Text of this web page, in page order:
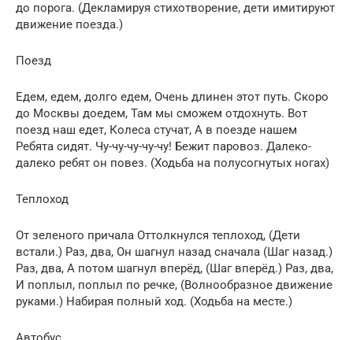
до порога. (Декламируя стихотворение, дети имитируют
движение поезда.)
Поезд
Едем, едем, долго едем, Очень длинен этот путь. Скоро
до Москвы доедем, Там мы сможем отдохнуть. Вот
поезд наш едет, Колеса стучат, А в поезде нашем
Ребята сидят. Чу-чу-чу-чу-чу! Бежит паровоз. Далеко-
далеко ребят он повез. (Ходьба на полусогнутых ногах)
Теплоход
От зеленого причала Оттолкнулся теплоход, (Дети
встали.) Раз, два, Он шагнул назад сначала (Шаг назад.)
Раз, два, А потом шагнул вперёд, (Шаг вперёд.) Раз, два,
И поплыл, поплыл по речке, (Волнообразное движение
руками.) Набирая полный ход. (Ходьба на месте.)